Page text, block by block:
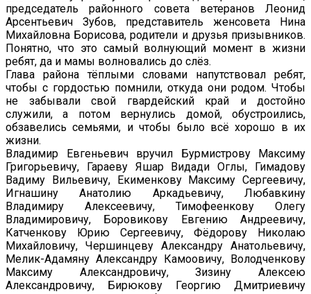
председатель районного совета ветеранов Леонид
Арсентьевич Зубов, представитель женсовета Нина
Михайловна Борисова, родители и друзья призывников.
Понятно, что это самый волнующий момент в жизни
ребят, да и мамы волновались до слёз.
Глава района тёплыми словами напутствовал ребят,
чтобы с гордостью помнили, откуда они родом. Чтобы
не забывали свой гвардейский край и достойно
служили, а потом вернулись домой, обустроились,
обзавелись семьями, и чтобы было всё хорошо в их
жизни.
Владимир Евгеньевич вручил Бурмистрову Максиму
Григорьевичу, Гараеву Яшар Видади Оглы, Гимадову
Вадиму Вильевичу, Екименкову Максиму Сергеевичу,
Игнашину Анатолию Аркадьевичу, Любавкину
Владимиру Алексеевичу, Тимофеенкову Олегу
Владимировичу, Боровикову Евгению Андреевичу,
Катченкову Юрию Сергеевичу, Фёдорову Николаю
Михайловичу, Чершинцеву Александру Анатольевичу,
Мелик-Адамяну Александру Камоовичу, Володченкову
Максиму Александровичу, Зизину Алексею
Александровичу, Бирюкову Георгию Дмитриевичу